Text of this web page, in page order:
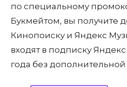
по специальному
Букмейтом, вы получите
Кинопоиску и Яндекс
входят в подписку
года без дополнительной